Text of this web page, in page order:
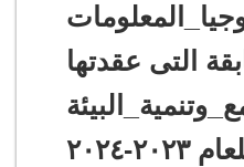
التى عقدتها
٢٠٢٣-٢٠٢٤